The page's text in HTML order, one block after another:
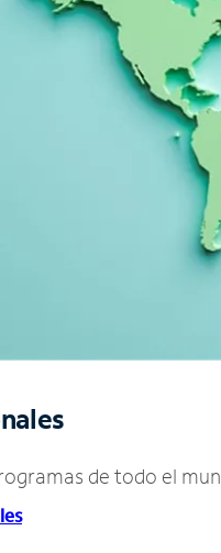
de todo el